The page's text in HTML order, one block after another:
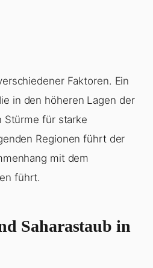
Faktoren. Ein
in den höheren Lagen der
Stürme für starke
Regionen führt der
mit dem
führt.
Saharastaub in